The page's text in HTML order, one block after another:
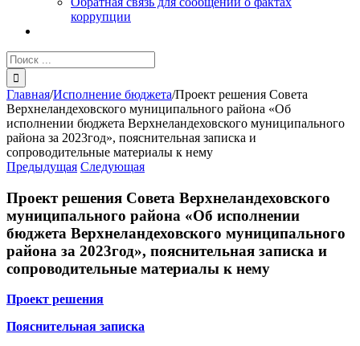
коррупции
Результат
поиска:
Главная/Исполнение бюджета/Проект решения Совета
Верхнеландеховского муниципального района «Об
исполнении бюджета Верхнеландеховского муниципального
района за 2023год», пояснительная записка и
сопроводительные материалы к нему
Предыдущая Следующая
Проект решения Совета Верхнеландеховского
муниципального района «Об исполнении
бюджета Верхнеландеховского муниципального
района за 2023год», пояснительная записка и
сопроводительные материалы к нему
Проект решения
Пояснительная записка